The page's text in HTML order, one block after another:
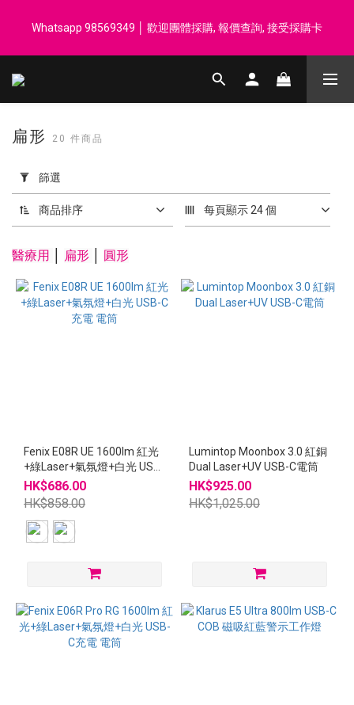
汗毛巾 韓國制 送完即止
Whatsapp 98569349 │ 歡迎團體採購, 報價查詢, 接受採購卡
登記會員享每$50回贈$1 │ 滿HK$899 送 N-rit Campack Towel 吸
用
篩
選
(0/20)
(HK$)
扁形 20 件商品
篩選
商品排序 每頁顯示 24 個
醫療用 扁形 圓形
Fenix E08R UE 1600lm 紅光
+綠Laser+氣氛燈+白光 USB-
C充電 電筒
HK$686.00
HK$858.00
Lumintop Moonbox 3.0 紅銅
Dual Laser+UV USB-C電筒
HK$925.00
HK$1,025.00